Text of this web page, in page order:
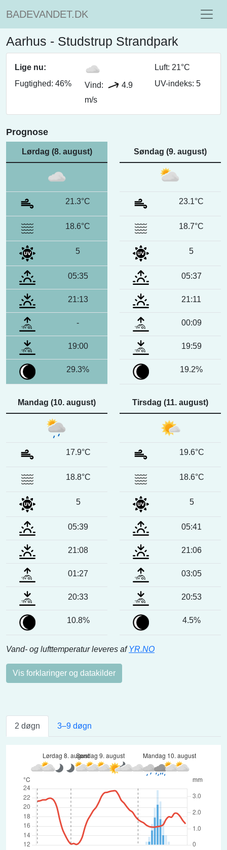
BADEVANDET.DK
Aarhus - Studstrup Strandpark
Lige nu:
Luft: 21°C
Fugtighed: 46%
Vind:
4.9
m/s
UV-indeks: 5
Prognose
Lørdag (8. august)
21.3°C
18.6°C
5
05:35
21:13
-
19:00
29.3%
Søndag (9. august)
23.1°C
18.7°C
5
05:37
21:11
00:09
19:59
19.2%
Mandag (10. august)
17.9°C
18.8°C
5
05:39
21:08
01:27
20:33
10.8%
Tirsdag (11. august)
19.6°C
18.6°C
5
05:41
21:06
03:05
20:53
4.5%
Vand- og lufttemperatur leveres afYR.NO
Vis forklaringer og datakilder
2 døgn 3–9 døgn